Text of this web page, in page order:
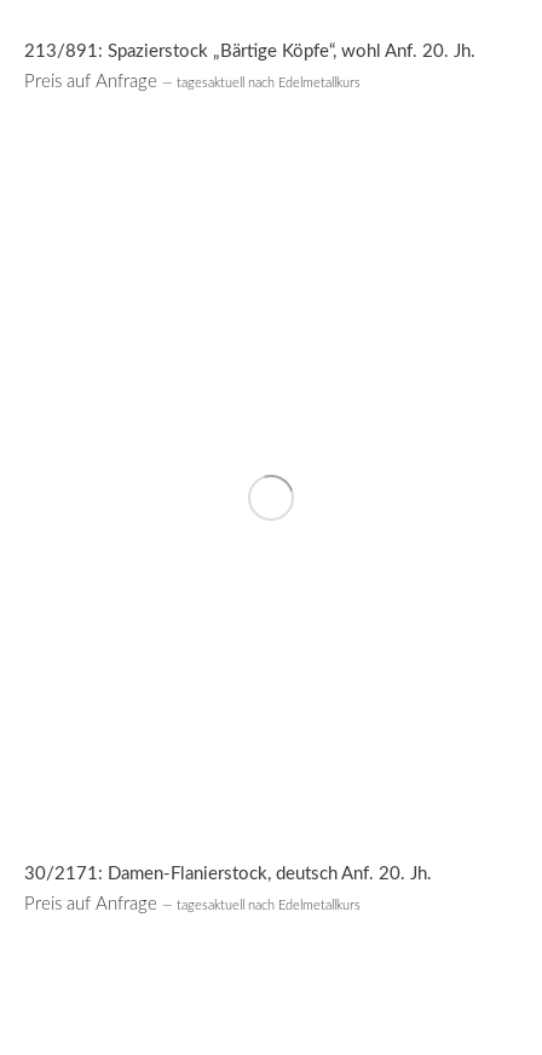
213/891: Spazierstock „Bärtige Köpfe“, wohl Anf. 20. Jh.
Preis auf Anfrage — tagesaktuell nach Edelmetallkurs
30/2171: Damen-Flanierstock, deutsch Anf. 20. Jh.
Preis auf Anfrage — tagesaktuell nach Edelmetallkurs